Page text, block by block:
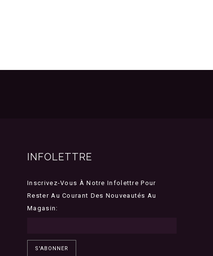
INFOLETTRE
Inscrivez-Vous À Notre Infolettre Pour
Rester Au Courant Des Nouveautés Au
Magasin:
S'ABONNER